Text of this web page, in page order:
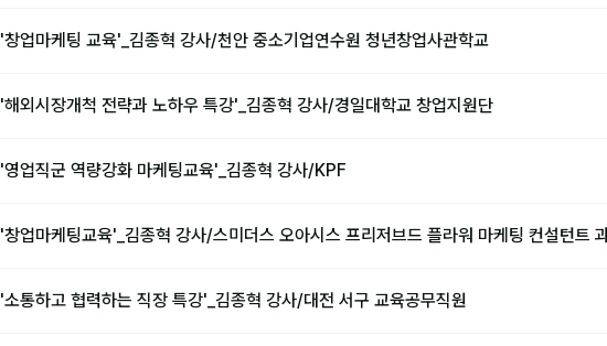
'창업마케팅 교육'_김종혁 강사/천안 중소기업연수원 청년창업사관학교
'해외시장개척 전략과 노하우 특강'_김종혁 강사/경일대학교 창업지원단
'영업직군 역량강화 마케팅교육'_김종혁 강사/KPF
'창업마케팅교육'_김종혁 강사/스미더스 오아시스 프리저브드 플라워 마케팅 컨설턴트
'소통하고 협력하는 직장 특강'_김종혁 강사/대전 서구 교육공무직원